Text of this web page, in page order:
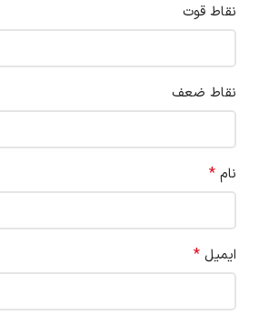
نقاط قوت
نقاط ضعف
نام *
ایمیل *